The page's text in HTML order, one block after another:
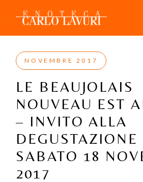
content
NOVEMBRE 2017
LE BEAUJOLAIS
NOUVEAU EST
– INVITO ALLA
DEGUSTAZIONE
SABATO 18
2017